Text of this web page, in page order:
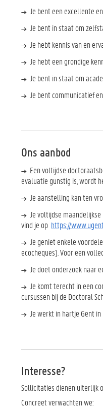
Je bent een excellente
Je bent in staat om
Je hebt kennis van en
Je hebt een grondige
Je bent in staat om
Je bent communicatief
Ons aanbod
Een voltijdse
evaluatie gunstig is, wordt
Je aanstelling kan ten
Je voltijdse
vind je op https://
Je geniet enkele
ecocheques). Voor een
Je doet onderzoek naar
Je komt terecht in een
cursussen bij de Doctoral
Je werkt in hartje Gent in
Interesse?
Sollicitaties dienen uiterlijk
Concreet verwachten we: